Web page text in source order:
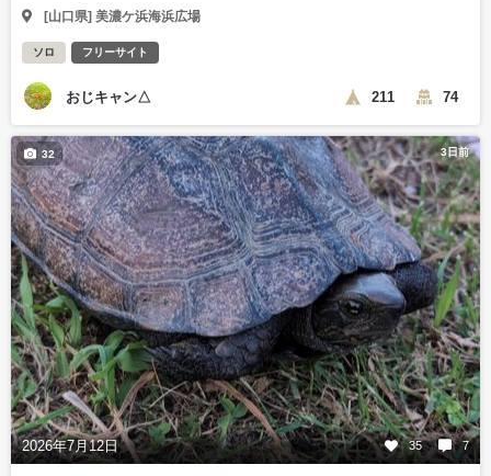
[山口県] 美濃ケ浜海浜広場
ソロ フリーサイト
おじキャン△ 211 74
3日前
2026年7月12日 35 7
32